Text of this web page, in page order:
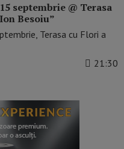
septembrie @ Terasa
Besoiu”
Terasa cu Flori a
21:30